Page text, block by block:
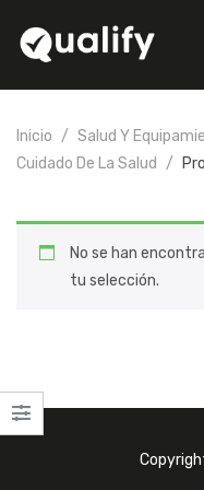
Inicio
Salud Y
Cuidado De La Salud
No se han
tu selección.